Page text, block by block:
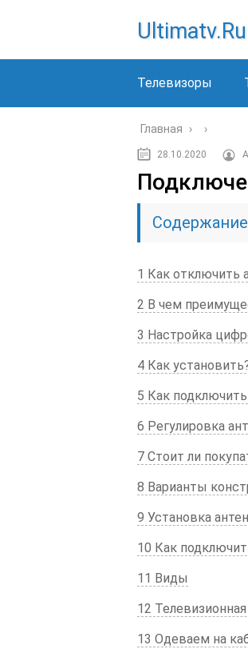
Ultimatv.ru
Телевизоры
Главная › ›
28.10.2020
Содержание
1 Как отключить
2 В чем
3 Настройка
4 Как
5 Как
6 Регулировка
7 Стоит ли
8 Варианты
9 Установка
10 Как
11 Виды
12
13 Одеваем на